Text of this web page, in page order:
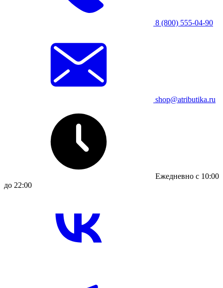
8 (800) 555-04-90
shop@atributika.ru
Ежедневно с 10:00
до 22:00